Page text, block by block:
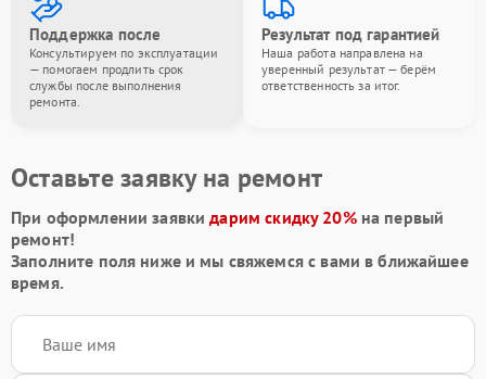
Поддержка после
Консультируем по эксплуатации
— помогаем продлить срок
службы после выполнения
ремонта.
Результат под гарантией
Наша работа направлена на
уверенный результат — берём
ответственность за итог.
Оставьте заявку на ремонт
При оформлении заявкидарим скидку 20%на первый
ремонт!
Заполните поля ниже и мы свяжемся с вами в ближайшее
время.